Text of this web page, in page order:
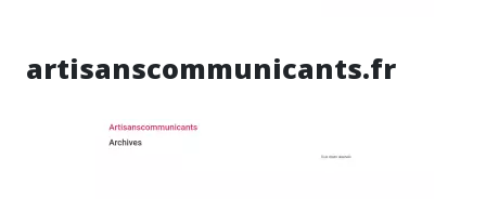
artisanscommunicants.fr